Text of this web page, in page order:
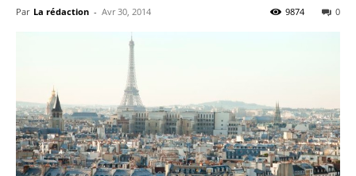
Par La rédaction - Avr 30, 2014 0
9874